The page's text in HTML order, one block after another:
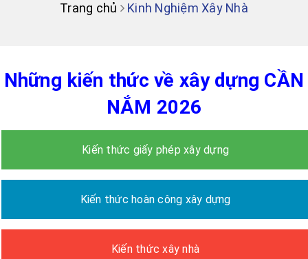
Trang chủ Kinh Nghiệm Xây Nhà
Những kiến thức về xây dựng CẦN
NẮM 2026
Kiến thức giấy phép xây dựng
Kiến thức hoàn công xây dựng
Kiến thức xây nhà